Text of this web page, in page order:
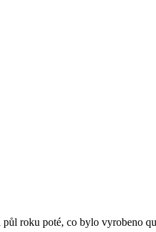
roku poté, co bylo vyrobeno